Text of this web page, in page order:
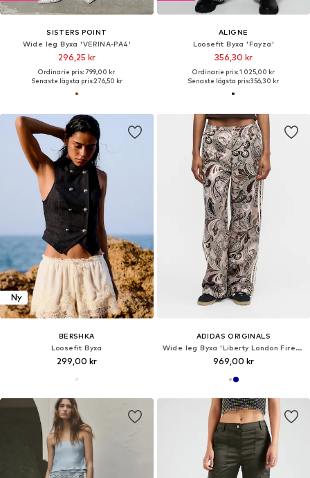
SISTERS POINT
Wide leg Byxa 'VERINA-PA4'
296,25 kr
Ordinarie pris: 799,00 kr
Senaste lägsta pris:276,50 kr
ALIGNE
Loosefit Byxa 'Fayza'
356,30 kr
Ordinarie pris: 1 025,00 kr
Senaste lägsta pris:356,30 kr
Ny
BERSHKA
Loosefit Byxa
299,00 kr
ADIDAS ORIGINALS
Wide leg Byxa 'Liberty London Firebird'
969,00 kr